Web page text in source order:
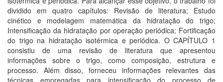
dividido em quatro capítulos: Revisão de literatura; Estudo
cinético e modelagem matemática da hidratação do trigo;
Intensificação da hidratação por operação periódica; Fortificação
do trigo na hidratação isotérmica e periódica. O CAPÍTULO 1
consistiu de uma revisão de literatura que apresentou
informações sobre o trigo, como composição, estrutura e
processo. Além disso, forneceu informações relevantes das
técnicas empregadas para intensificação do processo de